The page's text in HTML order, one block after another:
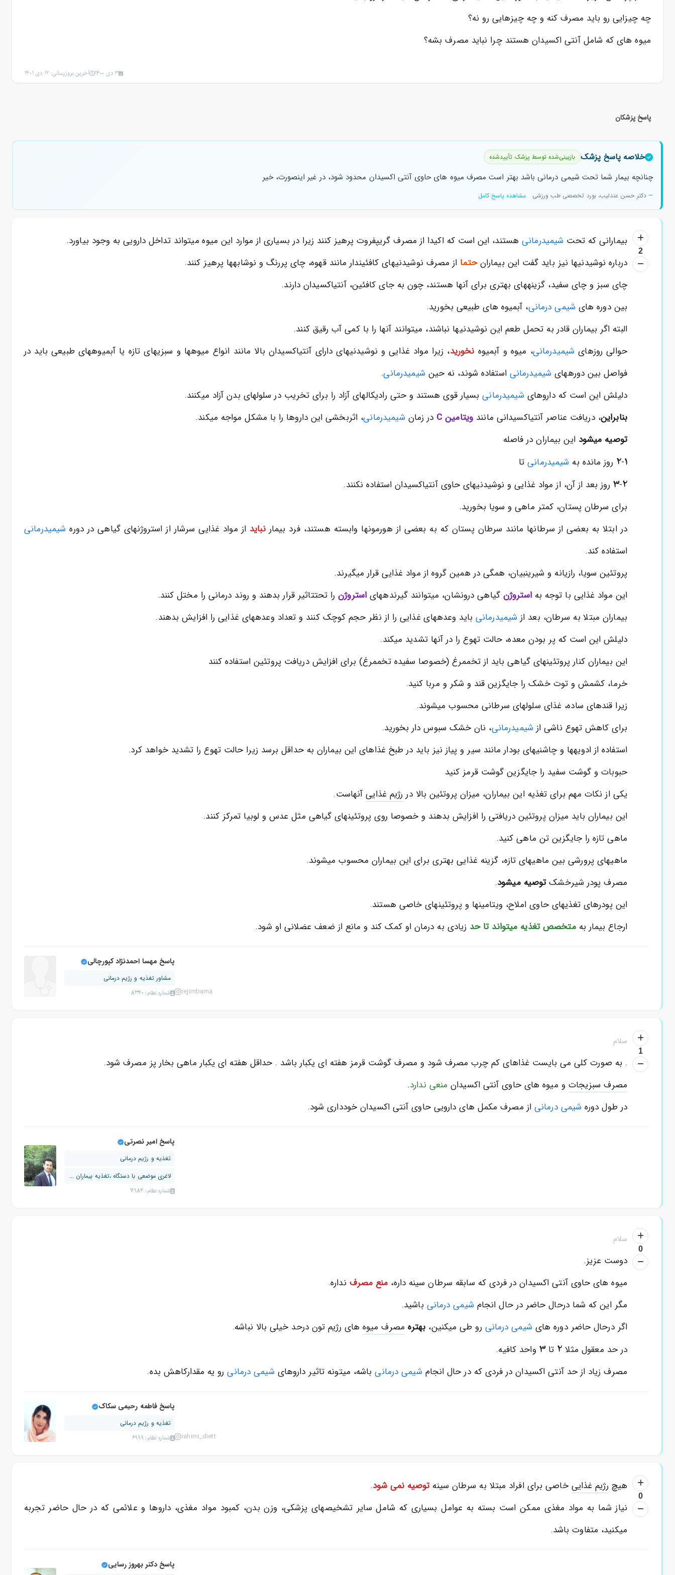
چه چیزایی رو باید مصرف کنه و چه چیزهایی رو نه؟
میوه های که شامل آنتی اکسیدان هستند چرا نباید مصرف بشه؟
3 دی 1400 آخرین بروزرسانی: 12 دی 1401
پاسخ پزشکان
خلاصه پاسخ پزشک بازبینی‌شده توسط پزشک تأییدشده
چنانچه بیمار شما تحت شیمی درمانی باشد بهتر است مصرف میوه های حاوی آنتی اکسیدان محدود شود، در غیر اینصورت، خیر
— دکتر حسن عندلیب، بورد تخصصی طب ورزشی مشاهده پاسخ کامل
2
بیمارانی که تحت شیمیدرمانی هستند، این است که اکیدا از مصرف گریپفروت پرهیز کنند زیرا در بسیاری از موارد این میوه میتواند تداخل دارویی به وجود بیاورد.
درباره نوشیدنیها نیز باید گفت این بیمارانحتما از مصرف نوشیدنیهای کافئیندار مانند قهوه، چای پررنگ و نوشابهها پرهیز کنند.
چای سبز و چای سفید، گزینههای بهتری برای آنها هستند، چون به جای کافئین، آنتیاکسیدان دارند.
بین دوره های شیمی درمانی، آبمیوه های طبیعی بخورید.
البته اگر بیماران قادر به تحمل طعم این نوشیدنیها نباشند، میتوانند آنها را با کمی آب رقیق کنند.
حوالی روزهای شیمیدرمانی، میوه و آبمیوه نخورید، زیرا مواد غذایی و نوشیدنیهای دارای آنتیاکسیدان بالا مانند انواع میوهها و سبزیهای تازه یا آبمیوههای طبیعی باید در
فواصل بین دورههای شیمیدرمانی استفاده شوند، نه حین شیمیدرمانی.
دلیلش این است که داروهای شیمیدرمانیبسیار قوی هستند و حتی رادیکالهای آزاد را برای تخریب در سلولهای بدن آزاد میکنند.
بنابراین، دریافت عناصر آنتیاکسیدانی مانند ویتامین C در زمان شیمیدرمانی، اثربخشی این داروها را با مشکل مواجه میکند.
توصیه میشود این بیماران در فاصله
2-1 روز مانده به شیمیدرمانیتا
3-2
روز بعد از آن، از مواد غذایی و نوشیدنیهای حاوی آنتیاکسیدان استفاده نکنند.
برای سرطان پستان، کمتر ماهی و سویا بخورید.
در ابتلا به بعضی از سرطانها مانند سرطان پستان که به بعضی از هورمونها وابسته هستند، فرد بیمارنباید از مواد غذایی سرشار از استروژنهای گیاهی در دوره شیمیدرمانی
استفاده کند.
پروتئین سویا، رازیانه و شیرینبیان، همگی در همین گروه از مواد غذایی قرار میگیرند.
این مواد غذایی با توجه بهاستروژن گیاهی درونشان، میتوانند گیرندههای استروژنرا تحتتاثیر قرار بدهند و روند درمانی را مختل کنند.
بیماران مبتلا به سرطان، بعد از شیمیدرمانی باید وعدههای غذایی را از نظر حجم کوچک کنند و تعداد وعدههای غذایی را افزایش بدهند.
دلیلش این است که پر بودن معده، حالت تهوع را در آنها تشدید میکند.
این بیماران کنار پروتئینهای گیاهی باید از تخممرغ (خصوصا سفیده تخممرغ) برای افزایش دریافت پروتئین استفاده کنند
خرما، کشمش و توت خشک را جایگزین قند و شکر و مربا کنید.
زیرا قندهای ساده، غذای سلولهای سرطانی محسوب میشوند.
برای کاهش تهوع ناشی از شیمیدرمانی، نان خشک سبوس دار بخورید.
استفاده از ادویهها و چاشنیهای بودار مانند سیر و پیاز نیز باید در طبخ غذاهای این بیماران به حداقل برسد زیرا حالت تهوع را تشدید خواهد کرد.
حبوبات و گوشت سفید را جایگزین گوشت قرمز کنید
یکی از نکات مهم برای تغذیه این بیماران، میزان پروتئین بالا در رژیم غذاییآنهاست.
این بیماران باید میزان پروتئین دریافتی را افزایش بدهند و خصوصا روی پروتئینهای گیاهی مثل عدس و لوبیا تمرکز کنند.
ماهی تازه را جایگزین تن ماهی کنید.
ماهیهای پرورشی بین ماهیهای تازه، گزینه غذایی بهتری برای این بیماران محسوب میشوند.
مصرف پودر شیرخشکتوصیه میشود.
این پودرهای تغذیهای حاوی املاح، ویتامینها و پروتئینهای خاصی هستند.
ارجاع بیمار بهمتخصص تغذیه میتواند تا حد زیادی به درمان او کمک کند و مانع از ضعف عضلانی او شود.
پاسخ مهسا احمدنژاد کپورچالی
مشاور تغذیه و رژیم درمانی
شماره نظام: 8340 rejimbama
1
سلام
. به صورت کلی می بایست غذاهای کم چرب مصرف شود و مصرف گوشت قرمز هفته ای یکبار باشد . حداقل هفته ای یکبار ماهی بخار پز مصرف شود.
مصرف سبزیجات و میوه های حاوی آنتی اکسیدان منعی ندارد.
در طول دوره شیمی درمانی از مصرف مکمل های دارویی حاوی آنتی اکسیدان خودداری شود.
پاسخ امیر نصرتی
تغذیه و رژیم درمانی
لاغری موضعی با دستگاه ،تغذیه بیماران ...
شماره نظام: 7984
0
سلام
دوست عزیز.
میوه های حاوی آنتی اکسیدان در فردی که سابقه سرطان سینه داره، منع مصرف نداره.
مگر این که شما درحال حاضر در حال انجام شیمی درمانی باشید.
اگر درحال حاضر دوره های شیمی درمانی رو طی میکنین، بهتره مصرف میوه های رژیم تون درحد خیلی بالا نباشه.
در حد معقول مثلا2 تا3 واحد کافیه.
مصرف زیاد از حد آنتی اکسیدان در فردی که در حال انجام شیمی درمانیباشه، میتونه تاثیر داروهای شیمی درمانیرو یه مقدارکاهش بده.
پاسخ فاطمه رحیمی سکاک
تغذیه و رژیم درمانی
شماره نظام: 6999 rahimi_diett
0
هیچرژیم غذایی خاصی برای افراد مبتلا به سرطان سینهتوصیه نمی شود.
نیاز شما به مواد مغذی ممکن است بسته به عوامل بسیاری که شامل سایر تشخیصهای پزشکی، وزن بدن، کمبود مواد مغذی، داروها و علائمی که در حال حاضر تجربه
میکنید، متفاوت باشد.
پاسخ دکتر بهروز رسایی